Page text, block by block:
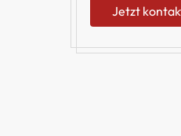
Jetzt